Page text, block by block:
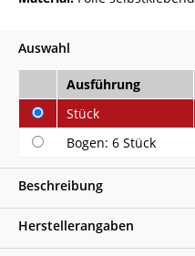
Auswahl
Ausführung
Stück
Bogen: 6 Stück
Beschreibung
Herstellerangaben